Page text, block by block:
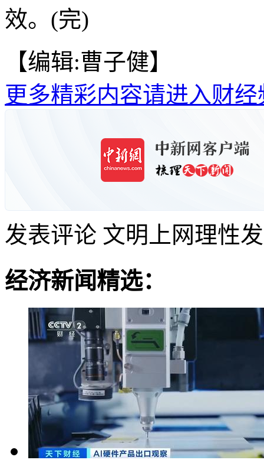
效。(完)
【编辑:曹子健】
更多精彩内容请进入财经
发表评论 文明上网理性
经济新闻精选：